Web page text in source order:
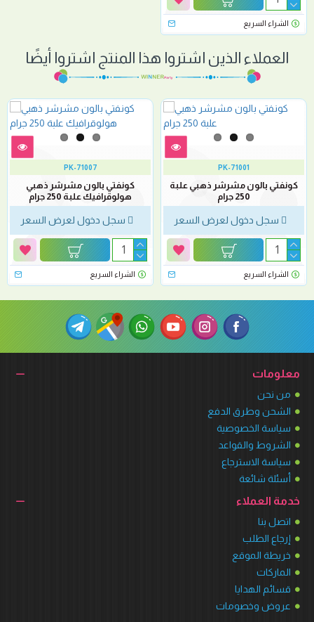
الشراء السريع
العملاء الذين اشتروا هذا المنتج اشتروا أيضًا
PK-71001
كونفتي بالون مشرشر ذهبي علبة
250 جرام
سجل دخول لعرض السعر
الشراء السريع
PK-71007
كونفتي بالون مشرشر ذهبي
هولوقرافيك علبة 250 جرام
سجل دخول لعرض السعر
الشراء السريع
معلومات
من نحن
الشحن وطرق الدفع
سياسة الخصوصية
الشروط والقواعد
سياسة الاسترجاع
أسئلة شائعة
خدمة العملاء
اتصل بنا
إرجاع الطلب
خريطة الموقع
الماركات
قسائم الهدايا
عروض وخصومات